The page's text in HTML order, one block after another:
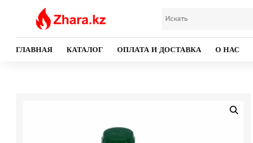
ГЛАВНАЯ КАТАЛОГ ОПЛАТА И ДОСТАВКА О НАС